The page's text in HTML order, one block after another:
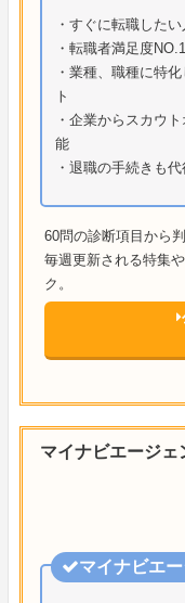
・すぐに転職した
・転職者満足度NO.1
・業種、職種に特
ト
・企業からスカウ
能
・退職の手続きも
60問の診断項目から
毎週更新される特集
ク。
マイナビエージェ
マイナビエ